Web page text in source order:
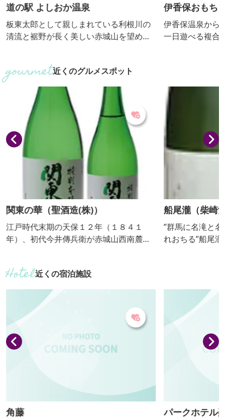
道の駅 よしおか温泉
板東太郎として親しまれている利根川の
清流と裾野が長く美しい赤城山を望める
した後は、温泉でリフレッシュしません
か。
伊香保おもち
伊香保温泉から
一日遊べる複合
現した「駄菓
ＡＹＳ 三丁目
り、タイムスリ
また、世界の有
愛くるしいテ
れる「テディベ
近くのグルメスポット
関東の華（聖酒造(株)）
江戸時代末期の天保１２年（１８４１
年）、初代今井傳兵衛が赤城山西南麓の
健介で七代目となります。特に大吟醸は
馥郁たる香りと芳醇な味わいで、杜氏が
精魂傾けて造る「酒の芸術品」です。平
成２１年５月、全国新酒鑑評会で金賞を
受賞しました。７年連続を含め、通算１
０回目の記念すべき受賞となりました。
船尾瀧（柴崎
”群馬に名滝と
れおちる”船尾
近くの宿泊施設
角藤 パークホテル